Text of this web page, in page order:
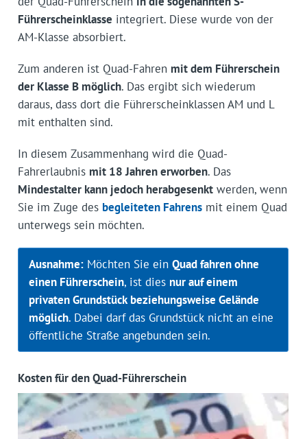
Führerscheinklasse integriert. Diese wurde von der
AM-Klasse absorbiert.
Zum anderen ist Quad-Fahren mit dem Führerschein
der Klasse B möglich. Das ergibt sich wiederum
daraus, dass dort die Führerscheinklassen AM und L
mit enthalten sind.
In diesem Zusammenhang wird die Quad-
Fahrerlaubnis mit 18 Jahren erworben. Das
Mindestalter kann jedoch herabgesenktwerden, wenn
Sie im Zuge des begleiteten Fahrensmit einem Quad
unterwegs sein möchten.
Ausnahme:Möchten Sie ein Quad fahren ohne
einen Führerschein, ist dies nur auf einem
privaten Grundstück beziehungsweise Gelände
möglich. Dabei darf das Grundstück nicht an eine
öffentliche Straße angebunden sein.
Kosten für den Quad-Führerschein